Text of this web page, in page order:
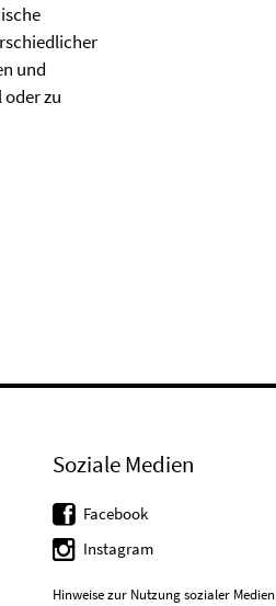
und
zu
Soziale Medien
Facebook
Instagram
Hinweise zur Nutzung sozialer Medien